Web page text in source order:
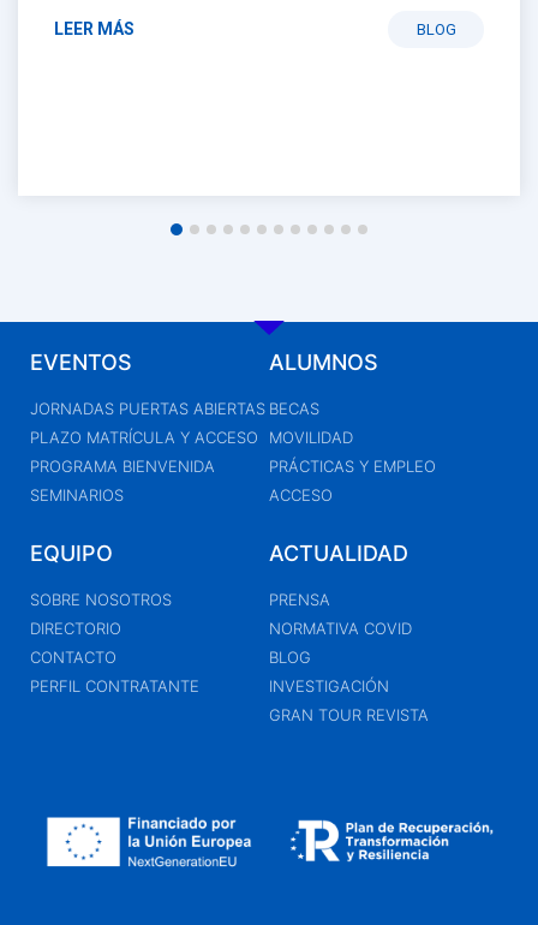
LEER MÁS BLOG
EVENTOS
JORNADAS PUERTAS ABIERTAS
PLAZO MATRÍCULA Y ACCESO
PROGRAMA BIENVENIDA
SEMINARIOS
ALUMNOS
BECAS
MOVILIDAD
PRÁCTICAS Y EMPLEO
ACCESO
EQUIPO
SOBRE NOSOTROS
DIRECTORIO
CONTACTO
PERFIL CONTRATANTE
ACTUALIDAD
PRENSA
NORMATIVA COVID
BLOG
INVESTIGACIÓN
GRAN TOUR REVISTA